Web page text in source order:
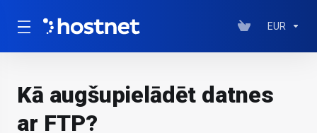
EUR
Kā augšupielādēt datnes
ar FTP?